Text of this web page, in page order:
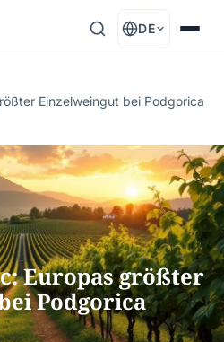
DE
Einzelweingut bei Podgorica
Europas größter
Podgorica